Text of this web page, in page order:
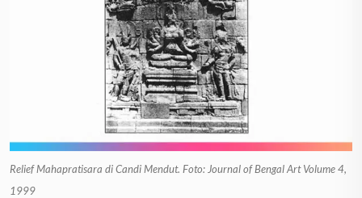
Relief Mahapratisara di Candi Mendut. Foto: Journal of Bengal Art Volume 4,
1999